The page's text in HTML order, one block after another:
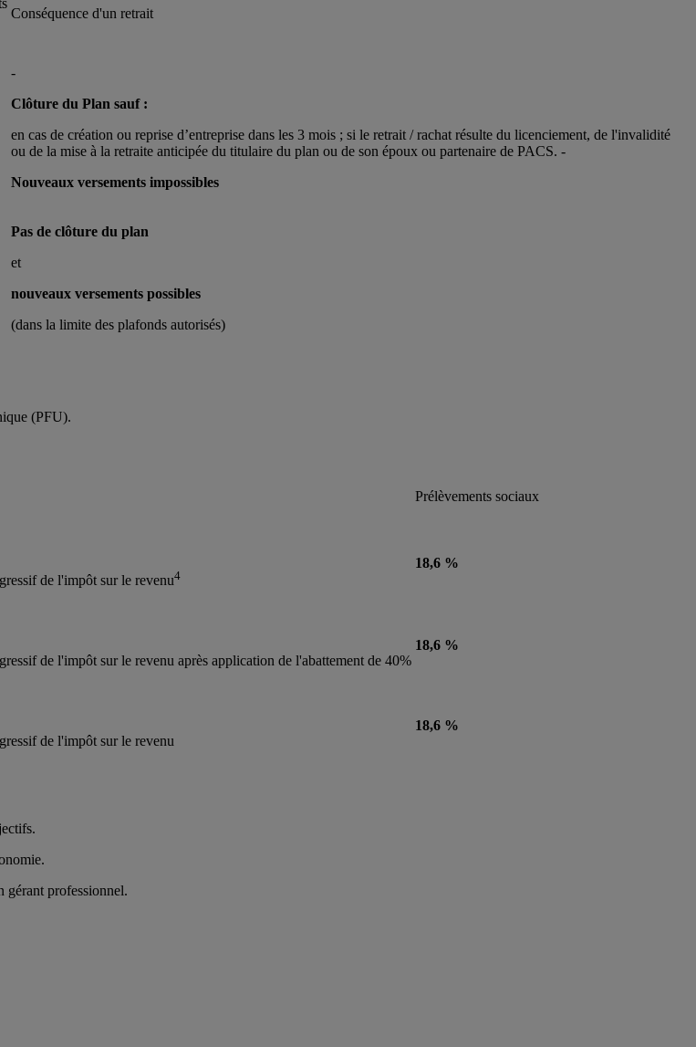
Conséquence d'un retrait
-
Clôture du Plan sauf :
en cas de création ou reprise d’entreprise dans les 3 mois ; si le retrait / rachat résulte du licenciement, de l'invalidité
ou de la mise à la retraite anticipée du titulaire du plan ou de son époux ou partenaire de PACS. -
Nouveaux versements impossibles
Pas de clôture du plan
et
nouveaux versements possibles
(dans la limite des plafonds autorisés)
(PFU).
Prélèvements sociaux
de l'impôt sur le revenu4
18,6 %
de l'impôt sur le revenu après application de l'abattement de 40%
18,6 %
de l'impôt sur le revenu
18,6 %
gérant professionnel.